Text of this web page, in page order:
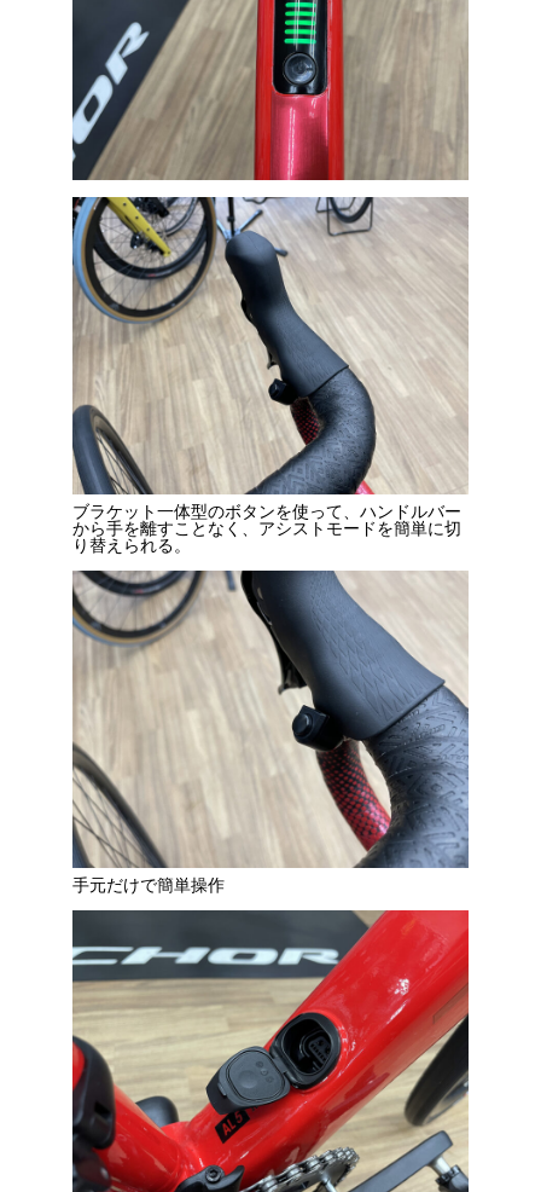
ブラケット一体型のボタンを使って、ハンドルバー
から手を離すことなく、アシストモードを簡単に切
り替えられる。
手元だけで簡単操作